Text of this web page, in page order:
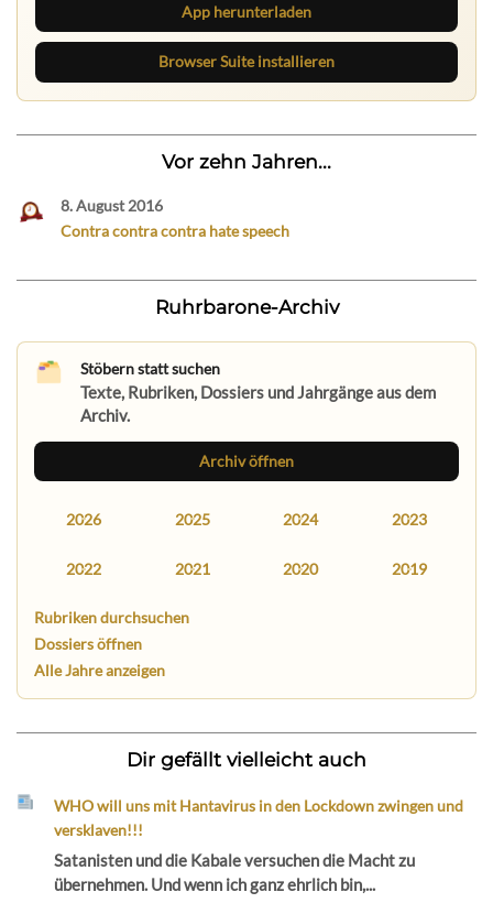
App herunterladen
Browser Suite installieren
Vor zehn Jahren...
8. August 2016
Contra contra contra hate speech
Ruhrbarone-Archiv
Stöbern statt suchen
Texte, Rubriken, Dossiers und Jahrgänge aus dem
Archiv.
Archiv öffnen
2026 2025 2024 2023
2022 2021 2020 2019
Rubriken durchsuchen
Dossiers öffnen
Alle Jahre anzeigen
Dir gefällt vielleicht auch
WHO will uns mit Hantavirus in den Lockdown zwingen und
versklaven!!!
Satanisten und die Kabale versuchen die Macht zu
übernehmen. Und wenn ich ganz ehrlich bin,...